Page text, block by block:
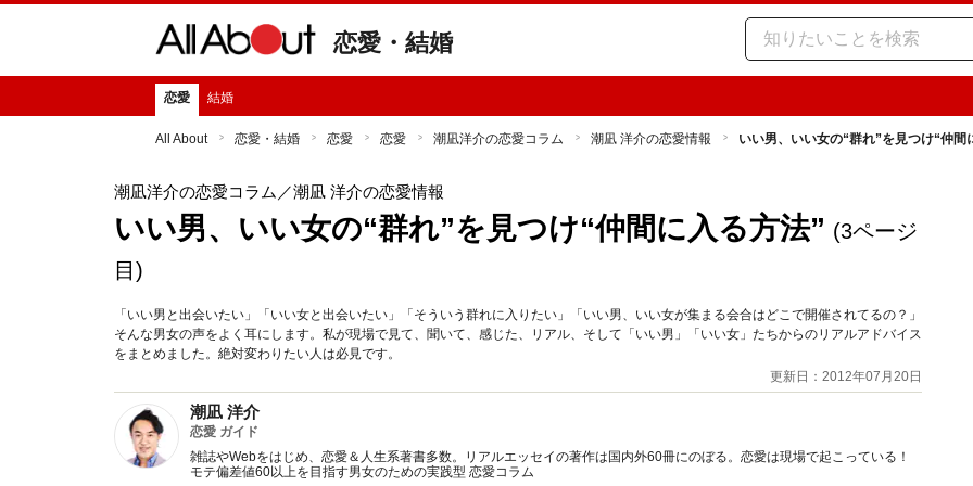
恋愛・結婚
恋愛 結婚
All About 恋愛・結婚 恋愛 恋愛 潮凪洋介の恋愛コラム 潮凪 洋介の恋愛情報 いい男、いい女の“群れ”を見つけ“仲間
潮凪洋介の恋愛コラム ／潮凪 洋介の恋愛情報
いい男、いい女の“群れ”を見つけ“仲間に入る方法” (3ページ
目)
「いい男と出会いたい」「いい女と出会いたい」「そういう群れに入りたい」「いい男、いい女が集まる会合はどこで開催されてるの？」
そんな男女の声をよく耳にします。私が現場で見て、聞いて、感じた、リアル、そして「いい男」「いい女」たちからのリアルアドバイス
をまとめました。絶対変わりたい人は必見です。
更新日：2012年07月20日
潮凪 洋介
恋愛 ガイド
雑誌やWebをはじめ、恋愛＆人生系著書多数。リアルエッセイの著作は国内外60冊にのぼる。恋愛は現場で起こっている！
モテ偏差値60以上を目指す男女のための実践型 恋愛コラム